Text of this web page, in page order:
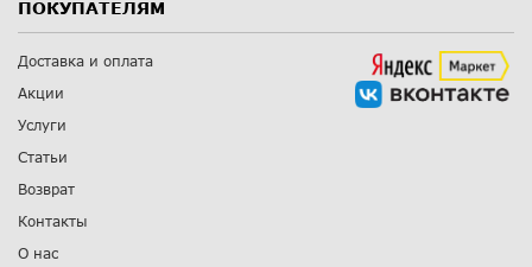
ПОКУПАТЕЛЯМ
Доставка и оплата
Акции
Услуги
Статьи
Возврат
Контакты
О нас